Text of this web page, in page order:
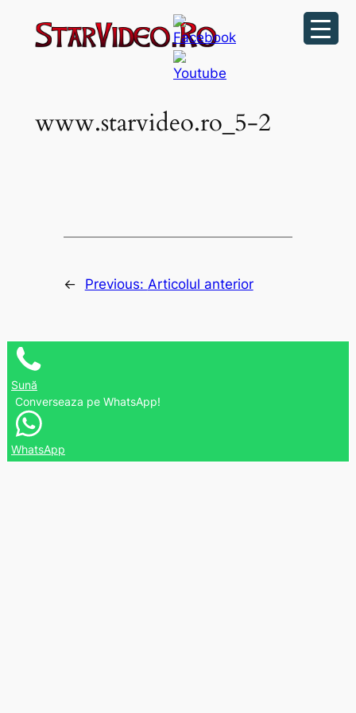
www.starvideo.ro_5-2
← Previous: Articolul anterior
Sună
Converseaza pe WhatsApp!
WhatsApp